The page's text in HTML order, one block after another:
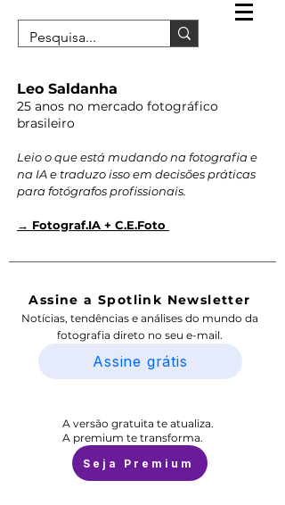
Leo Saldanha
25 anos no mercado fotográfico
brasileiro
Leio o que está mudando na fotografia e
na IA e traduzo isso em decisões práticas
para fotógrafos profissionais.
→ Fotograf.IA + C.E.Foto
Assine a Spotlink Newsletter
Notícias, tendências e análises do mundo da
fotografia direto no seu e-mail.
Assine grátis
A versão gratuita te atualiza.
A premium te transforma.
Seja Premium